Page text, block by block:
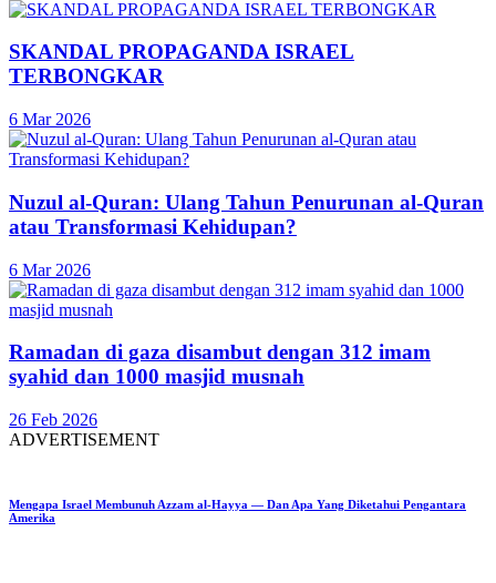
SKANDAL PROPAGANDA ISRAEL
TERBONGKAR
6 Mar 2026
Nuzul al-Quran: Ulang Tahun Penurunan al-Quran
atau Transformasi Kehidupan?
6 Mar 2026
Ramadan di gaza disambut dengan 312 imam
syahid dan 1000 masjid musnah
26 Feb 2026
ADVERTISEMENT
Mengapa Israel Membunuh Azzam al-Hayya — Dan Apa Yang Diketahui Pengantara
Amerika